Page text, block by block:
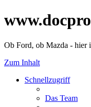
Ob Ford, ob Mazda - hier
Zum Inhalt
Schnellzugriff
Das Team